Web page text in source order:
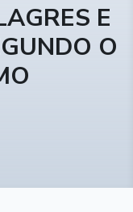
E
O